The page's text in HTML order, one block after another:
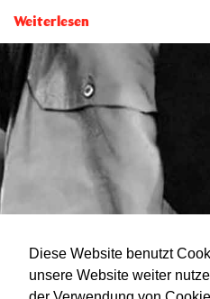
Diese Website benutzt
unsere Website weiter
Weiterlesen